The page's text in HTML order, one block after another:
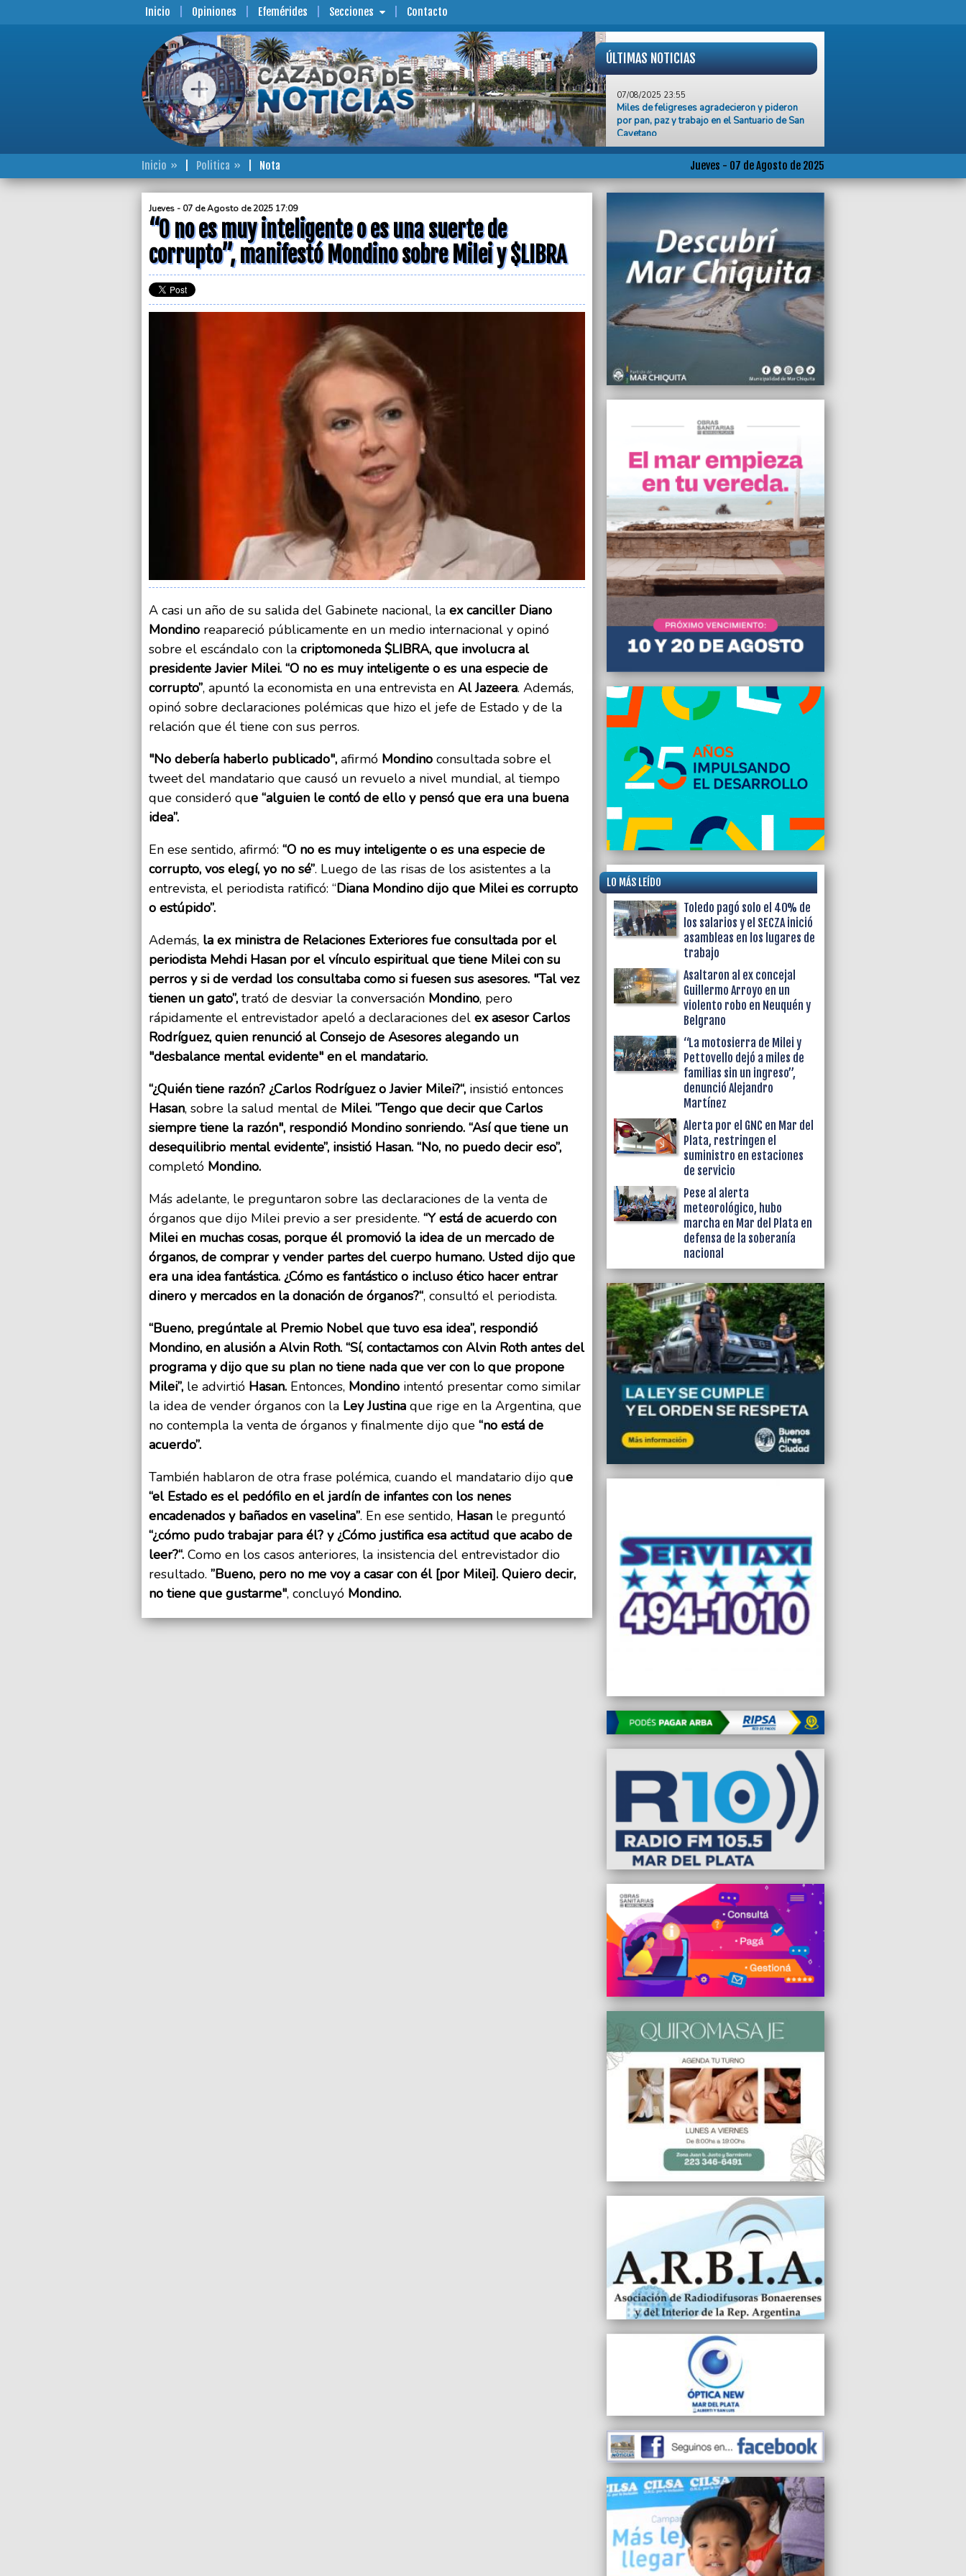
Inicio Opiniones Efemérides Secciones Contacto
ÚLTIMAS NOTICIAS
Miles de feligreses agradecieron y pideron
por pan, paz y trabajo en el Santuario de San
Cayetano
07/08/2025 23:32
El Frente de Lucha Piquetero se movilizó al
La orden de detención del Tribunal Penal
la Argentina
07/08/2025 18:45
Vecinos de Valle y Parque Hermoso reiteran
reclamo de agua potable en la zona
07/08/2025 17:09
“O no es muy inteligente o es una suerte de
corrupto”, manifestó Mondino sobre Milei y
07/08/2025 10:04
Kicillof visitará Mar Chiquita para inaugurar la
Casa de la Provincia en Santa Clara
07/08/2025 08:38
en Mar del Plata
07/08/2025 08:25
Personal de OSSE reparó la cañería rota en
Colón y Santa Fe y volvió el agua a los barrios
afectados
07/08/2025 08:21
Finalmente, la Junta Electoral bonaerense
habilitó la lista de Acción Marplatense
07/08/2025 07:59
"Los marplatenses necesitamos sentido
común en la Municipalidad", enfatizó Rodolfo
Manino Iriart
Jueves - 07 de Agosto de 2025
Inicio Politica Nota
Jueves - 07 de Agosto de 2025 17:09
“O no es muy inteligente o es una suerte de
corrupto”, manifestó Mondino sobre Milei y $LIBRA
A casi un año de su salida del Gabinete nacional, la ex canciller Diano
Mondino reapareció públicamente en un medio internacional y opinó
sobre el escándalo con la criptomoneda $LIBRA, que involucra al
presidente Javier Milei. “O no es muy inteligente o es una especie de
corrupto”, apuntó la economista en una entrevista en Al Jazeera. Además,
opinó sobre declaraciones polémicas que hizo el jefe de Estado y de la
relación que él tiene con sus perros.
"No debería haberlo publicado", afirmó Mondino consultada sobre el
tweet del mandatario que causó un revuelo a nivel mundial, al tiempo
que consideró que “alguien le contó de ello y pensó que era una buena
idea”.
En ese sentido, afirmó: “O no es muy inteligente o es una especie de
corrupto, vos elegí, yo no sé”. Luego de las risas de los asistentes a la
entrevista, el periodista ratificó: “Diana Mondino dijo que Milei es corrupto
o estúpido”.
Además, la ex ministra de Relaciones Exteriores fue consultada por el
periodista Mehdi Hasan por el vínculo espiritual que tiene Milei con su
perros y si de verdad los consultaba como si fuesen sus asesores. "Tal vez
tienen un gato”, trató de desviar la conversación Mondino, pero
rápidamente el entrevistador apeló a declaraciones del ex asesor Carlos
Rodríguez, quien renunció al Consejo de Asesores alegando un
"desbalance mental evidente" en el mandatario.
“¿Quién tiene razón? ¿Carlos Rodríguez o Javier Milei?“, insistió entonces
Hasan, sobre la salud mental de Milei. ”Tengo que decir que Carlos
siempre tiene la razón", respondió Mondino sonriendo. “Así que tiene un
desequilibrio mental evidente”, insistió Hasan. “No, no puedo decir eso”,
completó Mondino.
Más adelante, le preguntaron sobre las declaraciones de la venta de
órganos que dijo Milei previo a ser presidente. “Y está de acuerdo con
Milei en muchas cosas, porque él promovió la idea de un mercado de
órganos, de comprar y vender partes del cuerpo humano. Usted dijo que
era una idea fantástica. ¿Cómo es fantástico o incluso ético hacer entrar
dinero y mercados en la donación de órganos?“, consultó el periodista.
“Bueno, pregúntale al Premio Nobel que tuvo esa idea”, respondió
Mondino, en alusión a Alvin Roth. “Sí, contactamos con Alvin Roth antes del
programa y dijo que su plan no tiene nada que ver con lo que propone
Milei”, le advirtió Hasan. Entonces, Mondino intentó presentar como similar
la idea de vender órganos con la Ley Justina que rige en la Argentina, que
no contempla la venta de órganos y finalmente dijo que “no está de
acuerdo”.
También hablaron de otra frase polémica, cuando el mandatario dijo que
“el Estado es el pedófilo en el jardín de infantes con los nenes
encadenados y bañados en vaselina”. En ese sentido, Hasan le preguntó
“¿cómo pudo trabajar para él? y ¿Cómo justifica esa actitud que acabo de
leer?“. Como en los casos anteriores, la insistencia del entrevistador dio
resultado. ”Bueno, pero no me voy a casar con él [por Milei]. Quiero decir,
no tiene que gustarme", concluyó Mondino.
LO MÁS LEÍDO
Toledo pagó solo el 40% de
los salarios y el SECZA inició
asambleas en los lugares de
trabajo
Asaltaron al ex concejal
Guillermo Arroyo en un
violento robo en Neuquén y
Belgrano
“La motosierra de Milei y
Pettovello dejó a miles de
familias sin un ingreso”,
denunció Alejandro
Martínez
Alerta por el GNC en Mar del
Plata, restringen el
suministro en estaciones
de servicio
Pese al alerta
meteorológico, hubo
marcha en Mar del Plata en
defensa de la soberanía
nacional